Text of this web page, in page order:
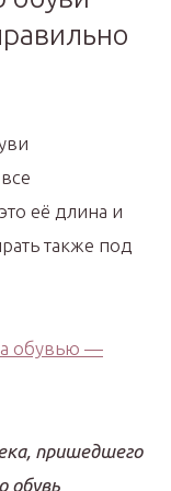
её длина и
также под
обувью —
пришедшего
обувь